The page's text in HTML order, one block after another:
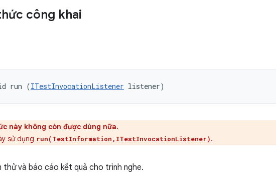
công khai
run (ITestInvocationListener listener)
này không còn được dùng nữa.
sử dụng run(TestInformation,ITestInvocationListener).
thử và báo cáo kết quả cho trình nghe.